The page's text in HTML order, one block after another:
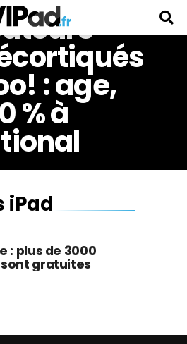
: age,
% à
iPad
: plus de 3000
gratuites